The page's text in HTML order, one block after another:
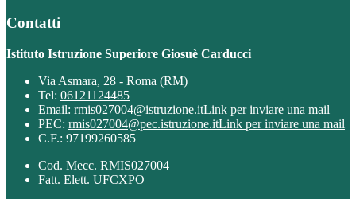
Contatti
Istituto Istruzione Superiore Giosuè Carducci
Via Asmara, 28 - Roma (RM)
Tel: 06121124485
Email: rmis027004@istruzione.itLink per inviare una mail
PEC: rmis027004@pec.istruzione.itLink per inviare una mail
C.F.: 97199260585
Cod. Mecc. RMIS027004
Fatt. Elett. UFCXPO